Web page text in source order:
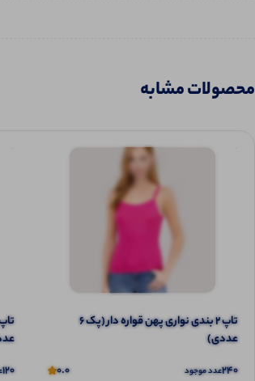
محصولات مشابه
تاپ ۲ بندی نواری پهن قواره دار (پک 6
عددی)
240عدد موجود 0.0
120